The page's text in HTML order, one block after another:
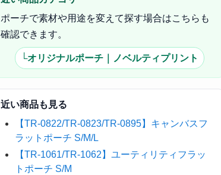
ポーチで素材や用途を変えて探す場合はこちらも
確認できます。
└オリジナルポーチ｜ノベルティプリント
近い商品も見る
【TR-0822/TR-0823/TR-0895】キャンバスフ
ラットポーチ S/M/L
【TR-1061/TR-1062】ユーティリティフラッ
トポーチ S/M